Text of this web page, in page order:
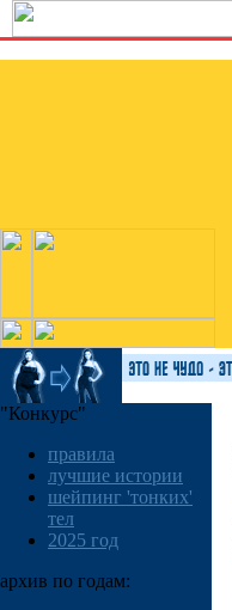
"Конкурс"
правила
лучшие истории
шейпинг 'тонких'
тел
2025 год
архив по годам: